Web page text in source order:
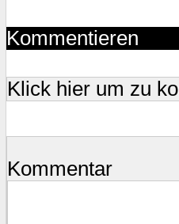
Kommentieren
Klick hier um zu
Kommentar